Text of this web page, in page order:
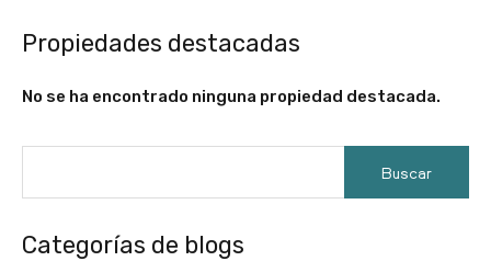
Propiedades destacadas
No se ha encontrado ninguna propiedad destacada.
Categorías de blogs